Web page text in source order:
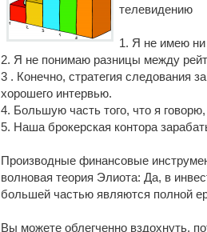
телевидению
1. Я не имею ни
2. Я не понимаю разницы между
3 . Конечно, стратегия следования
хорошего интервью.
4. Большую часть того, что я
5. Наша брокерская контора
Производные финансовые
волновая теория Элиота: Да, в
большей частью являются полной
Вы можете облегченно вздохнуть,